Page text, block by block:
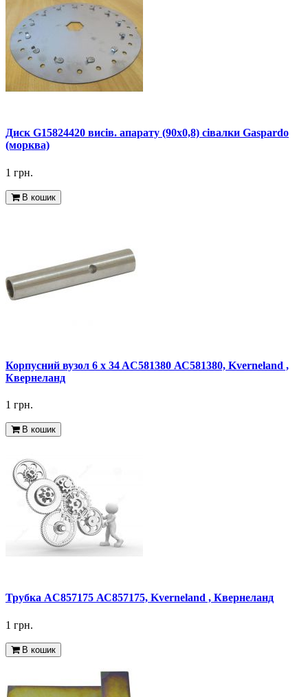
Диск G15824420 висів. апарату (90х0,8) сівалки Gaspardo
(морква)
1 грн.
В кошик
Корпусний вузол 6 x 34 AC581380 АС581380, Kverneland ,
Квернеланд
1 грн.
В кошик
Трубка AC857175 АС857175, Kverneland , Квернеланд
1 грн.
В кошик